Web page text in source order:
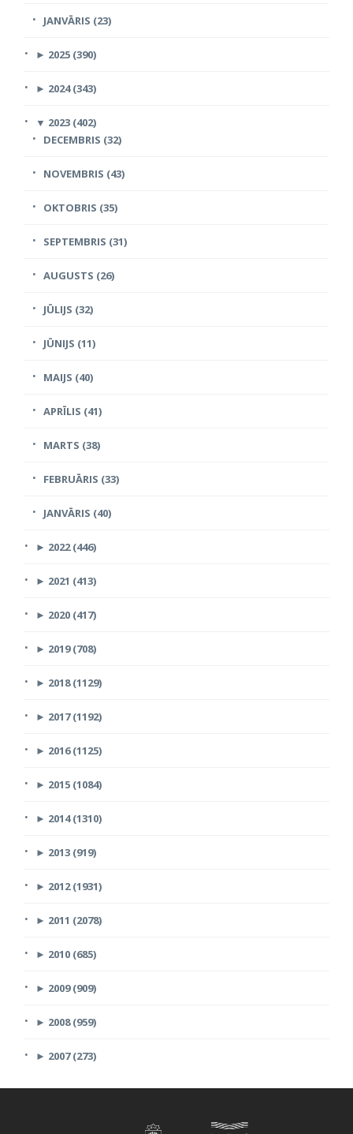
JANVĀRIS (23)
► 2025 (390)
► 2024 (343)
▼ 2023 (402)
DECEMBRIS (32)
NOVEMBRIS (43)
OKTOBRIS (35)
SEPTEMBRIS (31)
AUGUSTS (26)
JŪLIJS (32)
JŪNIJS (11)
MAIJS (40)
APRĪLIS (41)
MARTS (38)
FEBRUĀRIS (33)
JANVĀRIS (40)
► 2022 (446)
► 2021 (413)
► 2020 (417)
► 2019 (708)
► 2018 (1129)
► 2017 (1192)
► 2016 (1125)
► 2015 (1084)
► 2014 (1310)
► 2013 (919)
► 2012 (1931)
► 2011 (2078)
► 2010 (685)
► 2009 (909)
► 2008 (959)
► 2007 (273)